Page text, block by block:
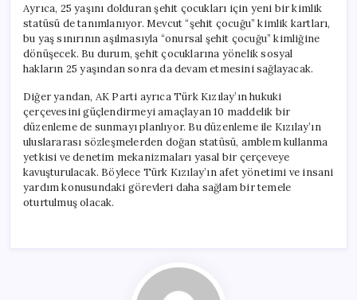
Ayrıca, 25 yaşını dolduran şehit çocukları için yeni bir kimlik
statüsü de tanımlanıyor. Mevcut “şehit çocuğu” kimlik kartları,
bu yaş sınırının aşılmasıyla “onursal şehit çocuğu” kimliğine
dönüşecek. Bu durum, şehit çocuklarına yönelik sosyal
hakların 25 yaşından sonra da devam etmesini sağlayacak.
Diğer yandan, AK Parti ayrıca Türk Kızılay’ın hukuki
çerçevesini güçlendirmeyi amaçlayan 10 maddelik bir
düzenleme de sunmayı planlıyor. Bu düzenleme ile Kızılay’ın
uluslararası sözleşmelerden doğan statüsü, amblem kullanma
yetkisi ve denetim mekanizmaları yasal bir çerçeveye
kavuşturulacak. Böylece Türk Kızılay’ın afet yönetimi ve insani
yardım konusundaki görevleri daha sağlam bir temele
oturtulmuş olacak.